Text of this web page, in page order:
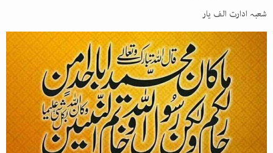
شعبہ ادارت الف یار